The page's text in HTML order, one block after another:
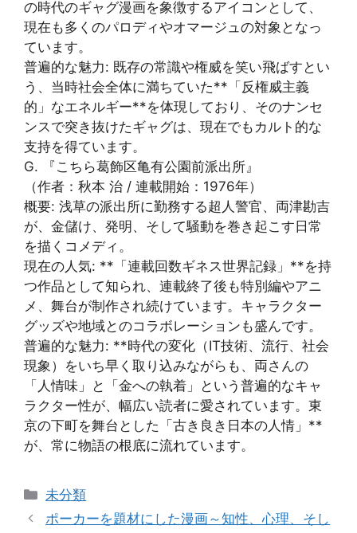
の時代のギャグ漫画を象徴するアイコンとして、
現在も多くのパロディやオマージュの対象となっ
ています。
普遍的な魅力: 既存の常識や権威を笑い飛ばすとい
う、当時社会全体に満ちていた**「反権威主義
的」なエネルギー**を体現しており、そのナンセ
ンスで突き抜けたギャグは、現在でもカルト的な
支持を得ています。
G. 『こちら葛飾区亀有公園前派出所』
（作者：秋本 治 / 連載開始：1976年）
概要: 浅草の派出所に勤務する超人警官、両津勘吉
が、金儲け、発明、そして騒動を巻き起こす日常
を描くコメディ。
現在の人気: **「連載回数ギネス世界記録」**を持
つ作品として知られ、連載終了後も特別編やアニ
メ、舞台が制作され続けています。キャラクター
グッズや地域とのコラボレーションも盛んです。
普遍的な魅力: **時代の変化（IT技術、流行、社会
現象）をいち早く取り込みながらも、両さんの
「人情味」と「金への執着」という普遍的なキャ
ラクター性が、幅広い読者に愛されています。東
京の下町を舞台とした「古き良き日本の人情」**
が、常に物語の根底に流れています。
カ
テ
未分類
ポーカーを題材にした漫画～知性、心理、そし